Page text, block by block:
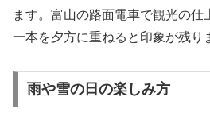
ます。富山の路面電車で観光の
一本を夕方に重ねると印象が残り
雨や雪の日の楽しみ方